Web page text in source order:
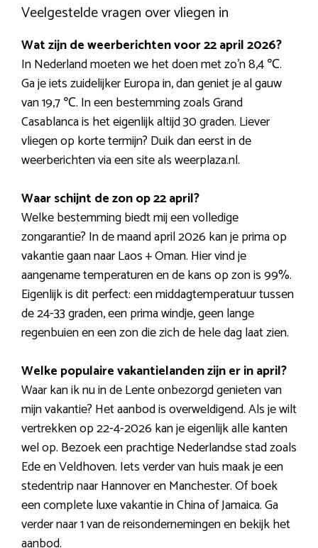
Veelgestelde vragen over vliegen in
Wat zijn de weerberichten voor 22 april 2026?
In Nederland moeten we het doen met zo’n 8,4 ℃.
Ga je iets zuidelijker Europa in, dan geniet je al gauw
van 19,7 ℃. In een bestemming zoals Grand
Casablanca is het eigenlijk altijd 30 graden. Liever
vliegen op korte termijn? Duik dan eerst in de
weerberichten via een site als weerplaza.nl.
Waar schijnt de zon op 22 april?
Welke bestemming biedt mij een volledige
zongarantie? In de maand april 2026 kan je prima op
vakantie gaan naar Laos + Oman. Hier vind je
aangename temperaturen en de kans op zon is 99%.
Eigenlijk is dit perfect: een middagtemperatuur tussen
de 24-33 graden, een prima windje, geen lange
regenbuien en een zon die zich de hele dag laat zien.
Welke populaire vakantielanden zijn er in april?
Waar kan ik nu in de Lente onbezorgd genieten van
mijn vakantie? Het aanbod is overweldigend. Als je wilt
vertrekken op 22-4-2026 kan je eigenlijk alle kanten
wel op. Bezoek een prachtige Nederlandse stad zoals
Ede en Veldhoven. Iets verder van huis maak je een
stedentrip naar Hannover en Manchester. Of boek
een complete luxe vakantie in China of Jamaica. Ga
verder naar 1 van de reisondernemingen en bekijk het
aanbod.